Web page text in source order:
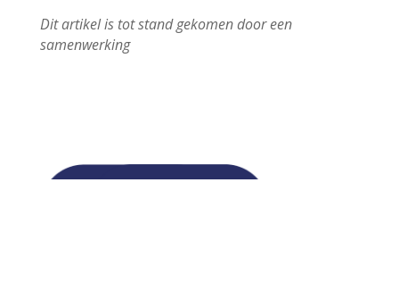
Dit artikel is tot stand gekomen door een
samenwerking